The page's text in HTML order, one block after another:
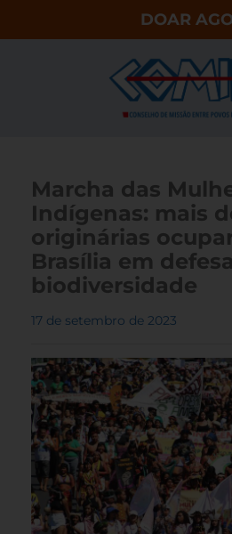
DOAR
Marcha das
Indígenas: mais
originárias
Brasília em
biodiversidade
17 de setembro de 2023